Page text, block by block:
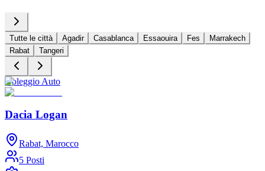
Tutte le città Agadir Casablanca Essaouira Fes
Marrakech
Rabat
Tangeri
Noleggio Auto
Dacia Logan
Rabat, Marocco
5 Posti